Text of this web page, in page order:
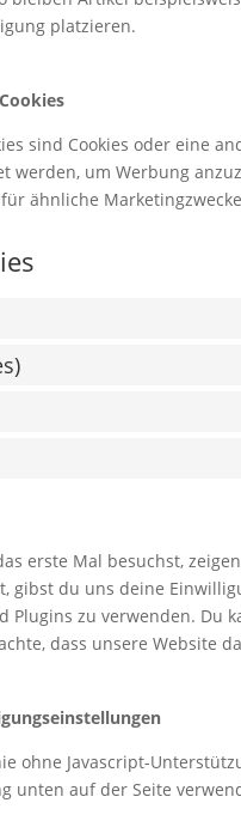
platzieren.
sind Cookies oder eine
werden, um Werbung
ähnliche
erste Mal besuchst,
gibst du uns deine
Plugins zu verwenden. Du
dass unsere Website
ohne Javascript-
unten auf der Seite